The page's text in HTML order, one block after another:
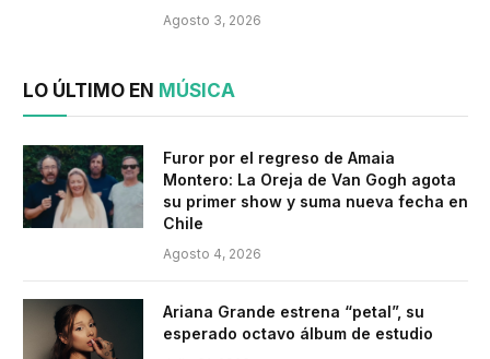
Agosto 3, 2026
LO ÚLTIMO EN MÚSICA
Furor por el regreso de Amaia
Montero: La Oreja de Van Gogh agota
su primer show y suma nueva fecha en
Chile
Agosto 4, 2026
Ariana Grande estrena “petal”, su
esperado octavo álbum de estudio